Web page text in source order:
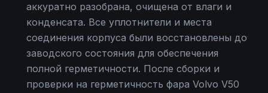
аккуратно разобрана, очищена от влаги и
конденсата. Все уплотнители и места
соединения корпуса были восстановлены до
заводского состояния для обеспечения
полной герметичности. После сборки и
проверки на герметичность фара Volvo V50